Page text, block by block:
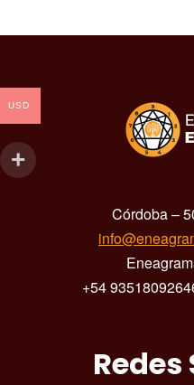
Córdoba –
+54
USD